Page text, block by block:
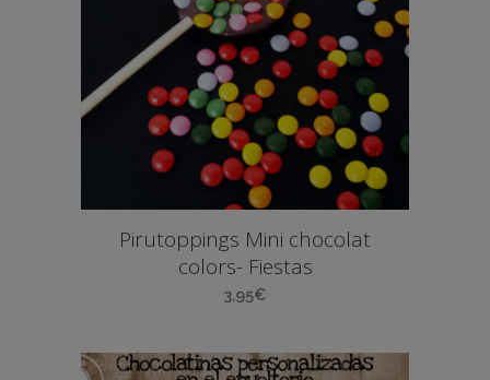
Pirutoppings Mini chocolat
colors- Fiestas
3,95€